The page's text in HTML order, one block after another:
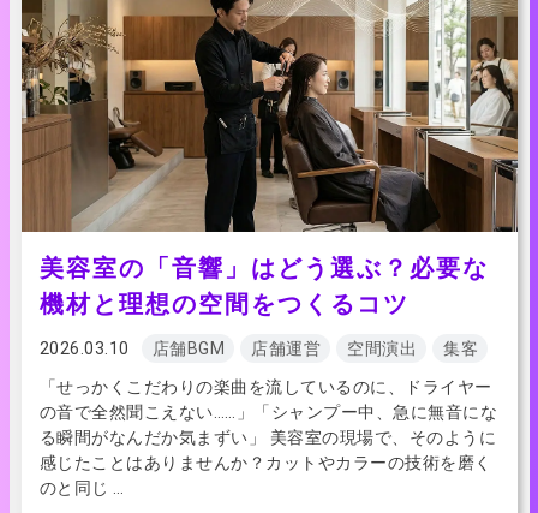
美容室の「音響」はどう選ぶ？必要な
機材と理想の空間をつくるコツ
2026.03.10 店舗BGM 店舗運営 空間演出
集客
「せっかくこだわりの楽曲を流しているのに、ドライヤー
の音で全然聞こえない……」「シャンプー中、急に無音にな
る瞬間がなんだか気まずい」 美容室の現場で、そのように
感じたことはありませんか？カットやカラーの技術を磨く
のと同じ …